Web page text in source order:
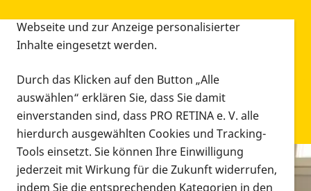
Infomaterial
Webseite und zur Anzeige personalisierter
Inhalte eingesetzt werden.
Durch das Klicken auf den Button „Alle
auswählen“ erklären Sie, dass Sie damit
einverstanden sind, dass PRO RETINA e. V. alle
hierdurch ausgewählten Cookies und Tracking-
Tools einsetzt. Sie können Ihre Einwilligung
jederzeit mit Wirkung für die Zukunft widerrufen,
indem Sie die entsprechenden Kategorien in den